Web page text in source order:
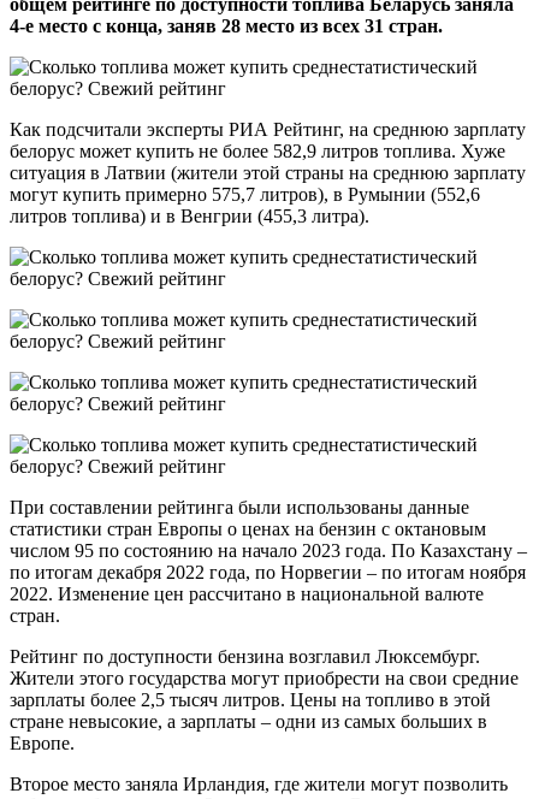
4-е место с конца, заняв 28 место из всех 31 стран.
Как подсчитали эксперты РИА Рейтинг, на среднюю зарплату
белорус может купить не более 582,9 литров топлива. Хуже
ситуация в Латвии (жители этой страны на среднюю зарплату
могут купить примерно 575,7 литров), в Румынии (552,6
литров топлива) и в Венгрии (455,3 литра).
При составлении рейтинга были использованы данные
статистики стран Европы о ценах на бензин с октановым
числом 95 по состоянию на начало 2023 года. По Казахстану –
по итогам декабря 2022 года, по Норвегии – по итогам ноября
2022. Изменение цен рассчитано в национальной валюте
стран.
Рейтинг по доступности бензина возглавил Люксембург.
Жители этого государства могут приобрести на свои средние
зарплаты более 2,5 тысяч литров. Цены на топливо в этой
стране невысокие, а зарплаты – одни из самых больших в
Европе.
Второе место заняла Ирландия, где жители могут позволить